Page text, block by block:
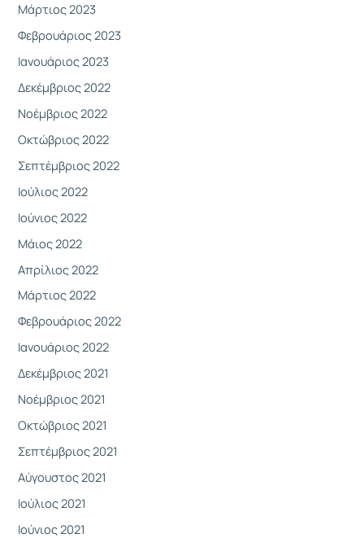
Μάρτιος 2023
Φεβρουάριος 2023
Ιανουάριος 2023
Δεκέμβριος 2022
Νοέμβριος 2022
Οκτώβριος 2022
Σεπτέμβριος 2022
Ιούλιος 2022
Ιούνιος 2022
Μάιος 2022
Απρίλιος 2022
Μάρτιος 2022
Φεβρουάριος 2022
Ιανουάριος 2022
Δεκέμβριος 2021
Νοέμβριος 2021
Οκτώβριος 2021
Σεπτέμβριος 2021
Αύγουστος 2021
Ιούλιος 2021
Ιούνιος 2021